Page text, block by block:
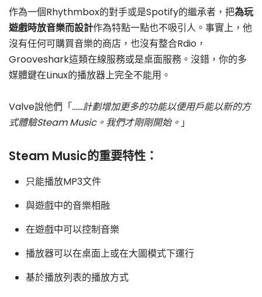
作為一個Rhythmbox的對手或是Spotify的繼承者，把為玩
遊戲時放音樂而設計作為特點一點也不吸引人。事實上，他
沒有任何可購買音樂的商店，也沒有整合Rdio，
Grooveshark這類在線服務或是桌面服務。沒錯，你的多
媒體鍵在Linux的播放器上完全不能用。
Valve說他們「……計劃增加更多的功能以便用戶能以新的方
式體驗Steam Music。我們才剛剛開始。 」
Steam Music的重要特性：
只能播放MP3文件
與遊戲中的音樂相融
在遊戲中可以控制音樂
播放器可以在桌面上或在大圖模式下運行
基於播放列表的播放方式